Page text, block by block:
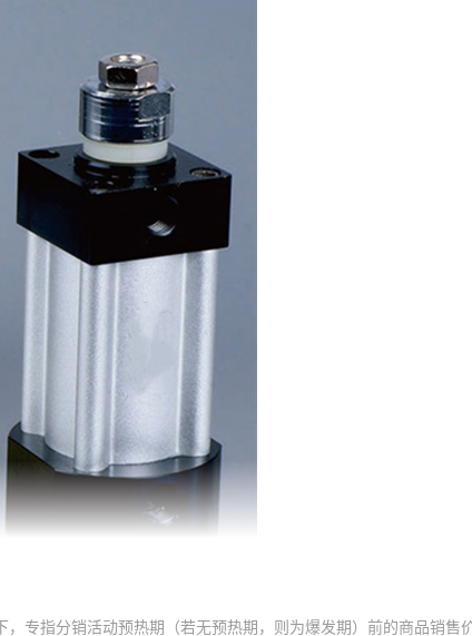
专指分销活动预热期（若无预热期，则为爆发期）前的商品销售